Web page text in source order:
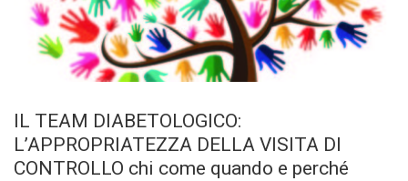
IL TEAM DIABETOLOGICO:
L’APPROPRIATEZZA DELLA VISITA DI
CONTROLLO chi come quando e perché